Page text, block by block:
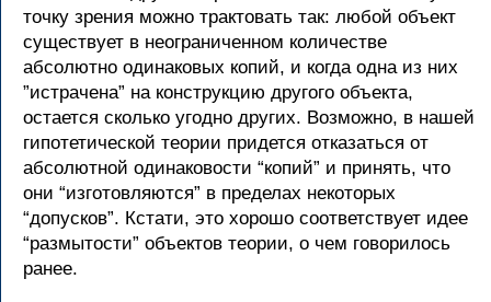
точку зрения можно трактовать так: любой объект
существует в неограниченном количестве
абсолютно одинаковых копий, и когда одна из них
”истрачена” на конструкцию другого объекта,
остается сколько угодно других. Возможно, в нашей
гипотетической теории придется отказаться от
абсолютной одинаковости “копий” и принять, что
они “изготовляются” в пределах некоторых
“допусков”. Кстати, это хорошо соответствует идее
“размытости” объектов теории, о чем говорилось
ранее.